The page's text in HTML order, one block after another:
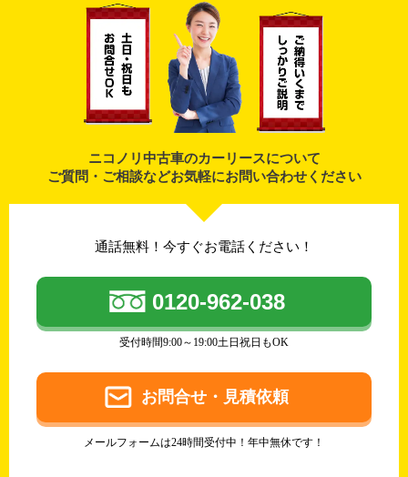
ニコノリ中古車のカーリースについて
ご質問・ご相談などお気軽にお問い合わせください
通話無料！今すぐお電話ください！
0120-962-038
受付時間9:00～19:00土日祝日もOK
お問合せ・見積依頼
メールフォームは24時間受付中！年中無休です！